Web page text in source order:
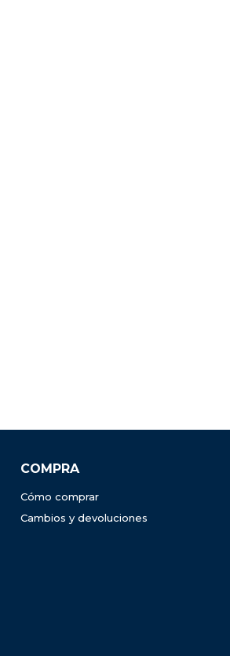
COMPRA
Cómo comprar
Cambios y devoluciones